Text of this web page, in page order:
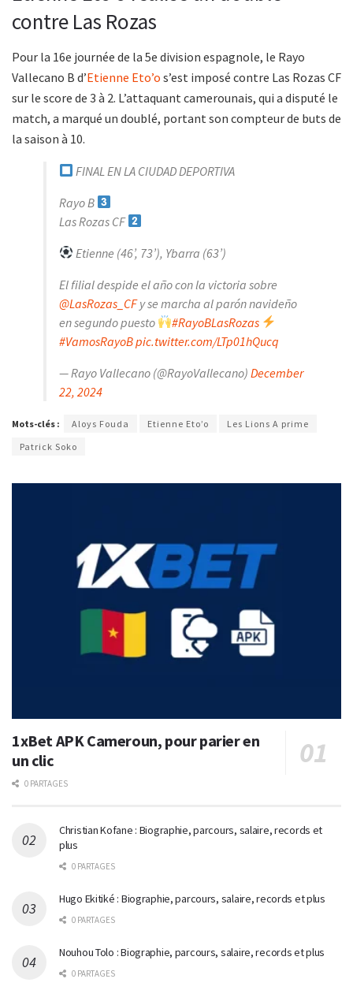
contre Las Rozas
Pour la 16e journée de la 5e division espagnole, le Rayo
Vallecano B d’Etienne Eto’o s’est imposé contre Las Rozas CF
sur le score de 3 à 2. L’attaquant camerounais, qui a disputé le
match, a marqué un doublé, portant son compteur de buts de
la saison à 10.
FINAL EN LA CIUDAD DEPORTIVA
Rayo B
Las Rozas CF
Etienne (46’, 73’), Ybarra (63’)
El filial despide el año con la victoria sobre
@LasRozas_CFy se marcha al parón navideño
en segundo puesto
#RayoBLasRozas
#VamosRayoBpic.twitter.com/LTp01hQucq
— Rayo Vallecano (@RayoVallecano) December
22, 2024
Mots-clés : Aloys Fouda Etienne Eto’o
Les Lions A prime
Patrick Soko
1xBet APK Cameroun, pour parier en
un clic
0 PARTAGES
Christian Kofane : Biographie, parcours, salaire, records et
plus
0 PARTAGES
Hugo Ekitiké : Biographie, parcours, salaire, records et plus
0 PARTAGES
Nouhou Tolo : Biographie, parcours, salaire, records et plus
0 PARTAGES